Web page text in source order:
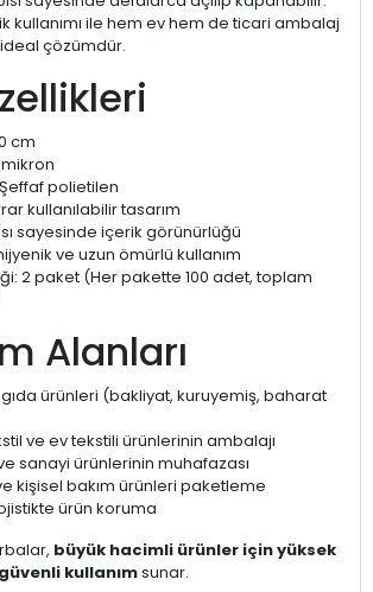
kullanımı ile hem ev hem de ticari ambalaj
ideal çözümdür.
cm
mikron
polietilen
kullanılabilir tasarım
sayesinde içerik görünürlüğü
ve uzun ömürlü kullanım
2 paket (Her pakette 100 adet, toplam
Alanları
ürünleri (bakliyat, kuruyemiş, baharat
ve ev tekstili ürünlerinin ambalajı
sanayi ürünlerinin muhafazası
kişisel bakım ürünleri paketleme
ürün koruma
büyük hacimli ürünler için yüksek
kullanımsunar.